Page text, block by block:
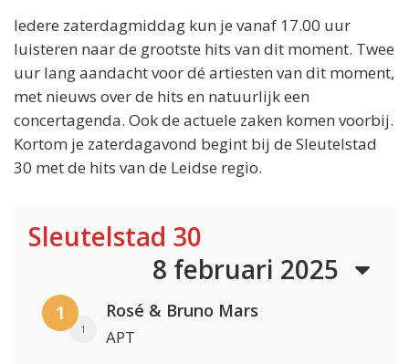
Iedere zaterdagmiddag kun je vanaf 17.00 uur
luisteren naar de grootste hits van dit moment. Twee
uur lang aandacht voor dé artiesten van dit moment,
met nieuws over de hits en natuurlijk een
concertagenda. Ook de actuele zaken komen voorbij.
Kortom je zaterdagavond begint bij de Sleutelstad
30 met de hits van de Leidse regio.
Sleutelstad 30
8 februari 2025
1
1
Rosé & Bruno Mars
APT